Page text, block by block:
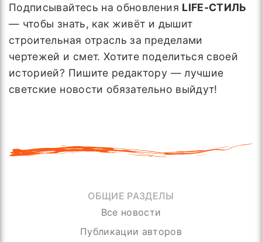
Подписывайтесь на обновления LIFE-СТИЛЬ
— чтобы знать, как живёт и дышит
строительная отрасль за пределами
чертежей и смет. Хотите поделиться своей
историей? Пишите редактору — лучшие
светские новости обязательно выйдут!
ОБЩИЕ РАЗДЕЛЫ
Все новости
Публикации авторов